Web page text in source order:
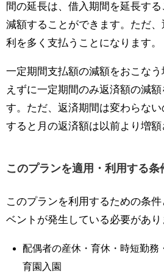
間の延長は、借入期間を延長す
減額することができます。ただ
利を多く支払うことになります。
一定期間支払額の減額をおこな
えずに一定期間のみ返済額の減
す。ただ、返済期間は変わらな
すると月の返済額は以前より増額
このプランを適用・利用する条
このプランを利用するための条
ベントが発生している必要があり
配偶者の産休・育休・時短勤務
育園入園